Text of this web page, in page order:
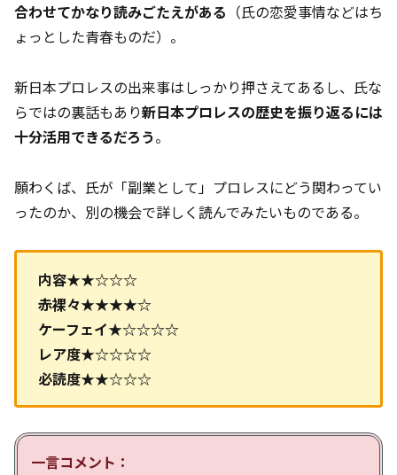
合わせてかなり読みごたえがある （氏の恋愛事情などはち
ょっとした青春ものだ）。
新日本プロレスの出来事はしっかり押さえてあるし、氏な
らではの裏話もあり新日本プロレスの歴史を振り返るには
十分活用できるだろう。
願わくば、氏が「副業として」プロレスにどう関わってい
ったのか、別の機会で詳しく読んでみたいものである。
内容★★☆☆☆
赤裸々★★★★☆
ケーフェイ★☆☆☆☆
レア度★☆☆☆☆
必読度★★☆☆☆
一言コメント：